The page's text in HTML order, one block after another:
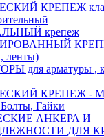
КРЕПЕЖ
крепеж
ленты)
для арматуры ,
КРЕПЕЖ -
Гайки
АНКЕРА И
ДЛЯ